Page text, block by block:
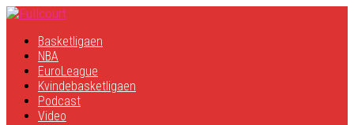
Basketligaen
NBA
EuroLeague
Kvindebasketligaen
Podcast
Video